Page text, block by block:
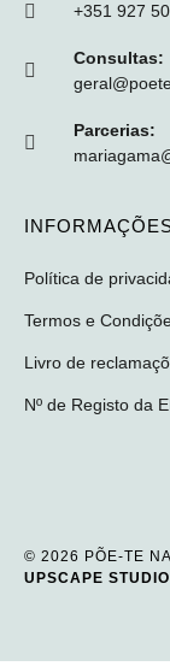
+351 927
Consultas:
Parcerias:
Política de
Termos e
Livro de
Nº de Registo da
© 2026 PÕE-TE
UPSCAPE STUDIO